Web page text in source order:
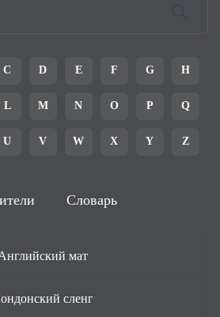
C D E F G H
L M N O P Q
U V W X Y Z
Словарь
мат
сленг